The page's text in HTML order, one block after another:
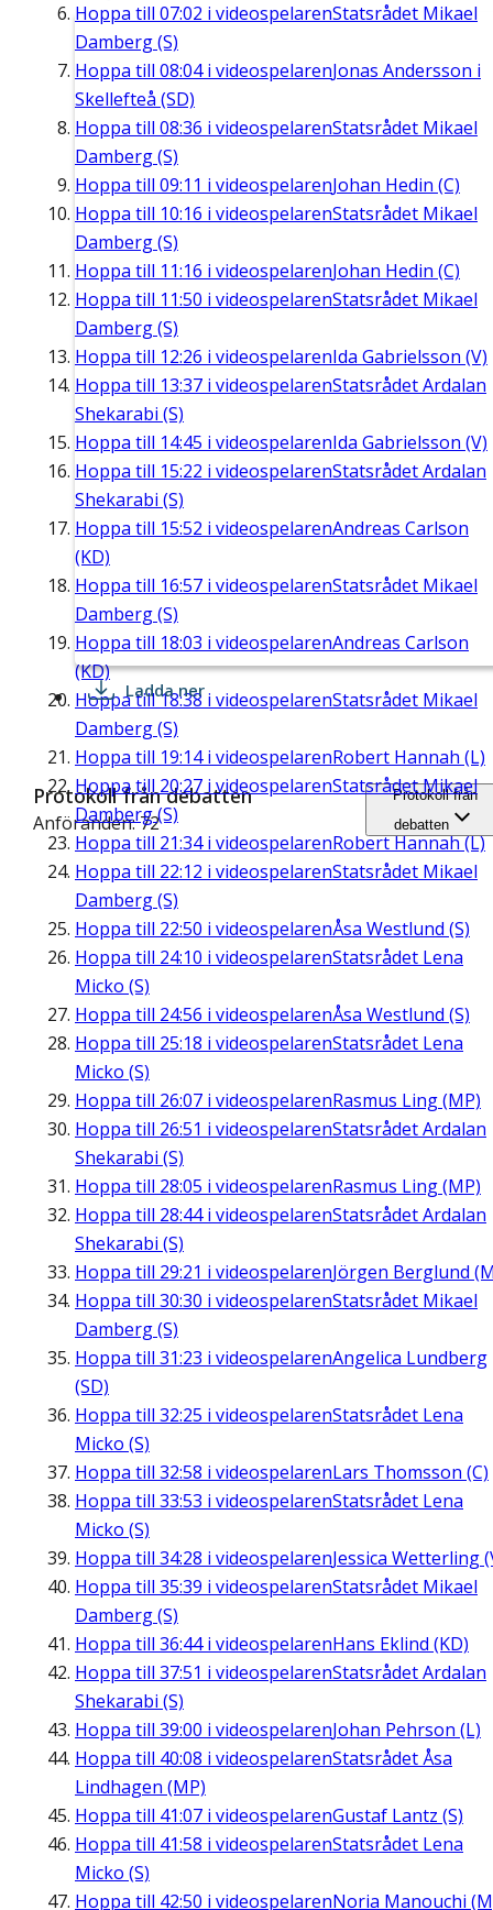
Hoppa till 07:02 i videospelarenStatsrådet Mikael
Damberg (S)
Hoppa till 08:04i videospelarenJonas Andersson i
Skellefteå (SD)
Hoppa till 08:36 i videospelarenStatsrådet Mikael
Damberg (S)
Hoppa till 09:11 i videospelarenJohan Hedin (C)
Hoppa till 10:16 i videospelarenStatsrådet Mikael
Damberg (S)
Hoppa till 11:16 i videospelarenJohan Hedin (C)
Hoppa till 11:50 i videospelarenStatsrådet Mikael
Damberg (S)
Hoppa till 12:26 i videospelarenIda Gabrielsson (V)
Hoppa till 13:37 i videospelarenStatsrådet Ardalan
Shekarabi (S)
Hoppa till 14:45 i videospelarenIda Gabrielsson (V)
Hoppa till 15:22 i videospelarenStatsrådet Ardalan
Shekarabi (S)
Hoppa till 15:52 i videospelarenAndreas Carlson
(KD)
Hoppa till 16:57 i videospelarenStatsrådet Mikael
Damberg (S)
Hoppa till 18:03 i videospelarenAndreas Carlson
(KD)
Hoppa till18:38 i videospelarenStatsrådet Mikael
Damberg (S)
Hoppa till 19:14i videospelarenRobert Hannah (L)
Hoppa till 20:27 i videospelarenStatsrådet Mikael
Damberg (S)
Hoppa till 21:34i videospelarenRobert Hannah (L)
Hoppa till 22:12 i videospelarenStatsrådet Mikael
Damberg (S)
Hoppa till 22:50 i videospelarenÅsa Westlund (S)
Hoppa till 24:10 i videospelarenStatsrådet Lena
Micko (S)
Hoppa till 24:56 i videospelarenÅsa Westlund (S)
Hoppa till 25:18 i videospelarenStatsrådet Lena
Micko (S)
Hoppa till 26:07 i videospelarenRasmus Ling (MP)
Hoppa till 26:51 i videospelarenStatsrådet Ardalan
Shekarabi (S)
Hoppa till 28:05 i videospelarenRasmus Ling (MP)
Hoppa till 28:44i videospelarenStatsrådet Ardalan
Shekarabi (S)
Hoppa till 29:21 i videospelarenJörgen Berglund
Hoppa till 30:30 i videospelarenStatsrådet Mikael
Damberg (S)
Hoppa till 31:23 i videospelarenAngelica Lundberg
(SD)
Hoppa till 32:25 i videospelarenStatsrådet Lena
Micko (S)
Hoppa till 32:58 i videospelarenLars Thomsson (C)
Hoppa till 33:53 i videospelarenStatsrådet Lena
Micko (S)
Hoppa till 34:28 i videospelarenJessica Wetterling
Hoppa till 35:39 i videospelarenStatsrådet Mikael
Damberg (S)
Hoppa till 36:44i videospelarenHans Eklind (KD)
Hoppa till 37:51 i videospelarenStatsrådet Ardalan
Shekarabi (S)
Hoppa till 39:00 i videospelarenJohan Pehrson (L)
Hoppa till 40:08 i videospelarenStatsrådet Åsa
Lindhagen (MP)
Hoppa till 41:07 i videospelarenGustaf Lantz (S)
Hoppa till 41:58 i videospelarenStatsrådet Lena
Micko (S)
Hoppa till 42:50 i videospelarenNoria Manouchi
Ladda ner
Protokoll från debatten
Anföranden: 72
Protokoll från
debatten